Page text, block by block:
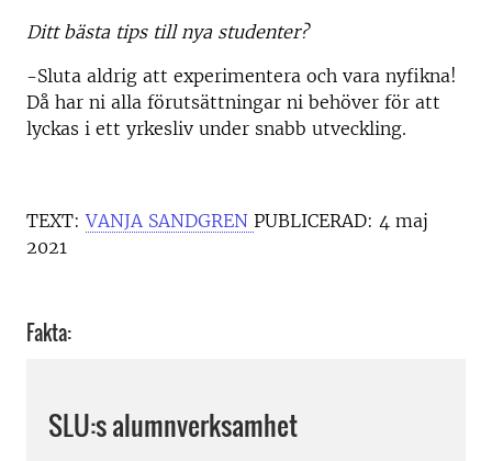
Ditt bästa tips till nya studenter?
-Sluta aldrig att experimentera och vara nyfikna!
Då har ni alla förutsättningar ni behöver för att
lyckas i ett yrkesliv under snabb utveckling.
TEXT: VANJA SANDGREN PUBLICERAD: 4 maj
2021
Fakta:
SLU:s alumnverksamhet